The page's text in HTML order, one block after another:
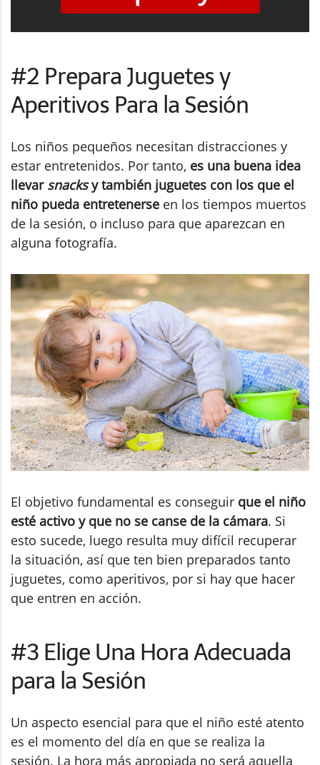
#2 Prepara Juguetes y
Aperitivos Para la Sesión
Los niños pequeños necesitan distracciones y
estar entretenidos. Por tanto, es una buena idea
llevar snacksy también juguetes con los que el
niño pueda entretenerse en los tiempos muertos
de la sesión, o incluso para que aparezcan en
alguna fotografía.
El objetivo fundamental es conseguir que el niño
esté activo y que no se canse de la cámara. Si
esto sucede, luego resulta muy difícil recuperar
la situación, así que ten bien preparados tanto
juguetes, como aperitivos, por si hay que hacer
que entren en acción.
#3 Elige Una Hora Adecuada
para la Sesión
Un aspecto esencial para que el niño esté atento
es el momento del día en que se realiza la
sesión. La hora más apropiada no será aquella